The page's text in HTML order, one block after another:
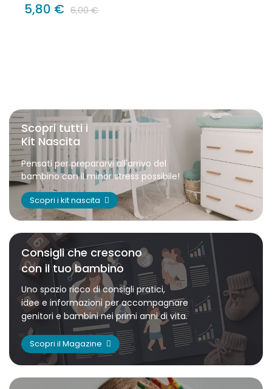
5,80 € 6,00 €
Scopri tutti i
Kit Nascita
Pensati per prepararvi all'arrivo del
bambino con il minor stress possibile!
Scopri i kit nascita
Consigli che crescono
con il tuo bambino
Uno spazio ricco di consigli pratici,
idee e informazioni per accompagnare
genitori e bambini nei primi anni di vita.
Scopri il Magazine